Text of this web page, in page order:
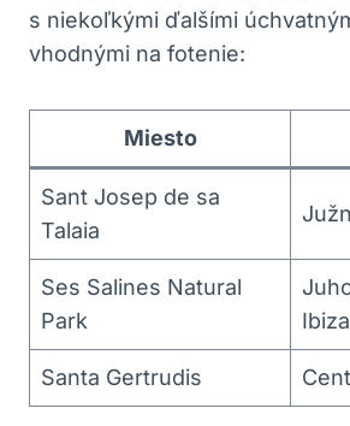
s niekoľkými ďalšími
vhodnými na fotenie:
Miesto
Sant Josep de sa
Talaia
Ses Salines Natural
Park
Ibiza
Santa Gertrudis